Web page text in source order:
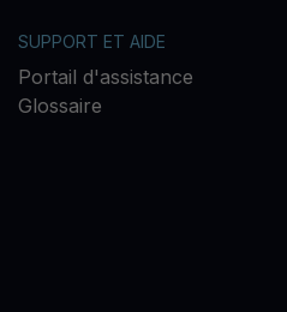
SUPPORT ET AIDE
Portail d'assistance
Glossaire